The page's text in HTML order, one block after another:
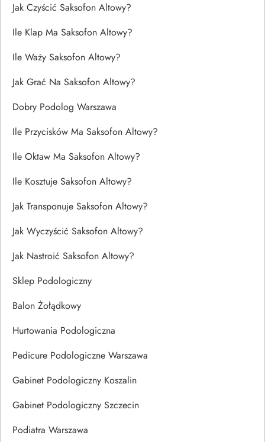
Jak Czyścić Saksofon Altowy?
Ile Klap Ma Saksofon Altowy?
Ile Waży Saksofon Altowy?
Jak Grać Na Saksofon Altowy?
Dobry Podolog Warszawa
Ile Przycisków Ma Saksofon Altowy?
Ile Oktaw Ma Saksofon Altowy?
Ile Kosztuje Saksofon Altowy?
Jak Transponuje Saksofon Altowy?
Jak Wyczyścić Saksofon Altowy?
Jak Nastroić Saksofon Altowy?
Sklep Podologiczny
Balon Żołądkowy
Hurtowania Podologiczna
Pedicure Podologiczne Warszawa
Gabinet Podologiczny Koszalin
Gabinet Podologiczny Szczecin
Podiatra Warszawa